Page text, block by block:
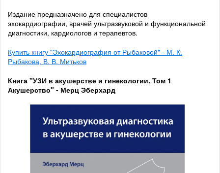
Издание предназначено для специалистов
эхокардиографии, врачей ультразвуковой и функциональной
диагностики, кардиологов и терапевтов.
Купить книгу "Эхокардиография от Рыбаковой" - М. К.
Рыбакова, В. В. Митьков
Книга "УЗИ в акушерстве и гинекологии. Том 1
Акушерство" - Мерц Эберхард